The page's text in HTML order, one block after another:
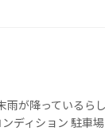
雨が降っているら
ディション 駐車